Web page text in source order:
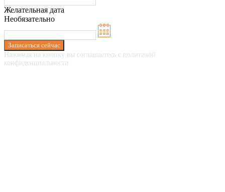
Желательная дата
Необязательно
Записаться сейчас
Нажимая на кнопку вы соглашаетесь с политикой
конфиденциальности